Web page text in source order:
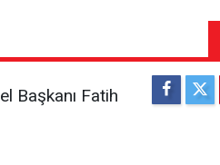
Başkanı Fatih